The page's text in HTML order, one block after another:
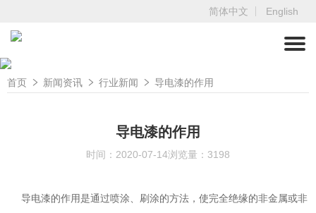
简体中文 English
首页 新闻资讯 行业新闻 导电漆的作用
导电漆的作用
时间：2020-07-14浏览量：3198
导电漆的作用是通过喷涂、刷涂的方法，使完全绝缘的非金属或非